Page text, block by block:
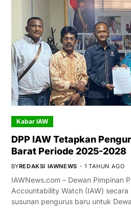
Kabar IAW
DPP IAW Tetapkan
Barat Periode 2025-2028
BYREDAKSI IAWNEWS 1 TAHUN AGO
IAWNews.com – Dewan Pimpinan
Accountability Watch (IAW) secara
susunan pengurus baru untuk